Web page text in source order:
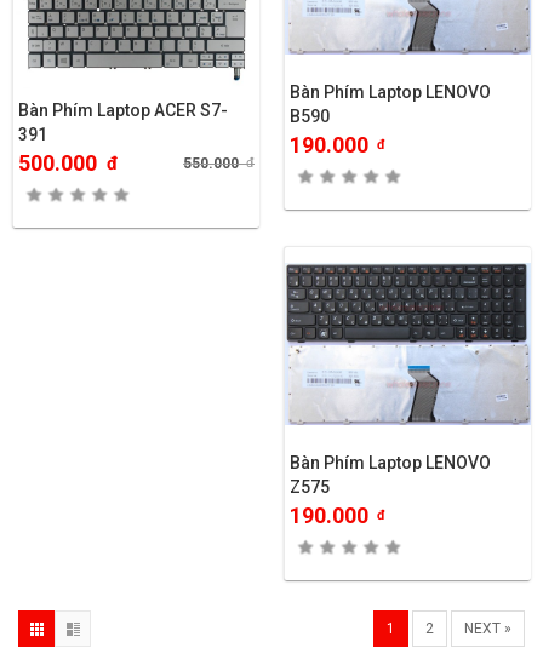
Bàn Phím Laptop ACER S7-
391
500.000 đ 550.000đ
Bàn Phím Laptop LENOVO
B590
190.000 đ
Bàn Phím Laptop LENOVO
Z575
190.000 đ
1 2 NEXT »